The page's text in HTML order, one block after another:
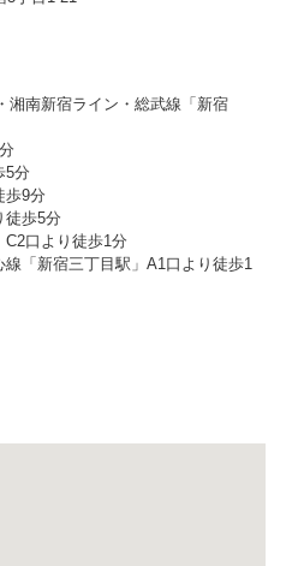
湘南新宿ライン・総武線「新宿
5分
歩9分
徒歩5分
口より徒歩1分
「新宿三丁目駅」A1口より徒歩1